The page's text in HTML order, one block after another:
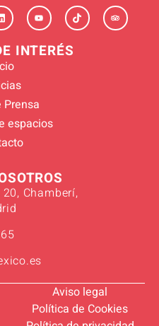
INTERÉS
Prensa
espacios
Chamberí,
Aviso legal
Política de Cookies